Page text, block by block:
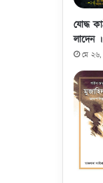
যোদ্ধ
লাদেন
মে